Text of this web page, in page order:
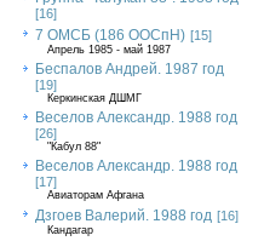
[16]
7 ОМСБ (186 ООСпН) [15]
Апрель 1985 - май 1987
Беспалов Андрей. 1987 год
[19]
Керкинская ДШМГ
Веселов Александр. 1988 год
[26]
"Кабул 88"
Веселов Александр. 1988 год
[17]
Авиаторам Афгана
Дзгоев Валерий. 1988 год [16]
Кандагар